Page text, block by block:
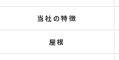
当社の特徴
屋根